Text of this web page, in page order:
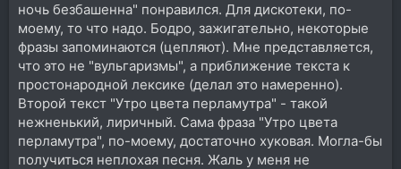
Вывод - нет, из этого не имеет смысла делать песни в
текущем виде.
ночь безбашенна" понравился. Для дискотеки, по-
моему, то что надо. Бодро, зажигательно, некоторые
фразы запоминаются (цепляют). Мне представляется,
что это не "вульгаризмы", а приближение текста к
простонародной лексике (делал это намеренно).
Второй текст "Утро цвета перламутра" - такой
нежненький, лиричный. Сама фраза "Утро цвета
перламутра", по-моему, достаточно хуковая. Могла-бы
получиться неплохая песня. Жаль у меня не